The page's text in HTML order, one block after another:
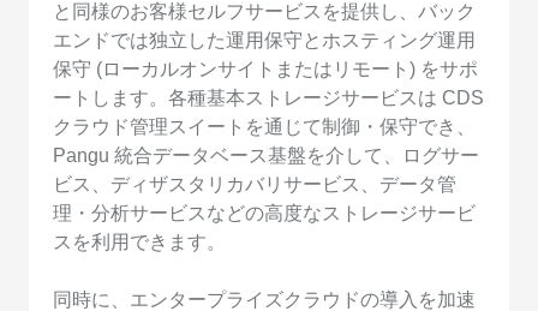
と同様のお客様セルフサービスを提供し、バック
エンドでは独立した運用保守とホスティング運用
保守 (ローカルオンサイトまたはリモート) をサポ
ートします。各種基本ストレージサービスは CDS
クラウド管理スイートを通じて制御・保守でき、
Pangu 統合データベース基盤を介して、ログサー
ビス、ディザスタリカバリサービス、データ管
理・分析サービスなどの高度なストレージサービ
スを利用できます。
同時に、エンタープライズクラウドの導入を加速